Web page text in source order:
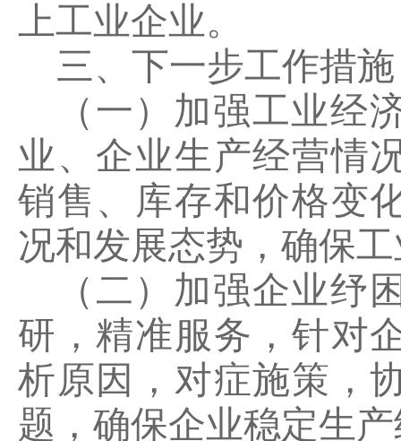
上工业企业。
三、下一步工作措施
（一）加强工业经
业、企业生产经营情
销售、库存和价格变
况和发展态势，确保
（二）加强企业纾
研，精准服务，针对
析原因，对症施策，
题，确保企业稳定生